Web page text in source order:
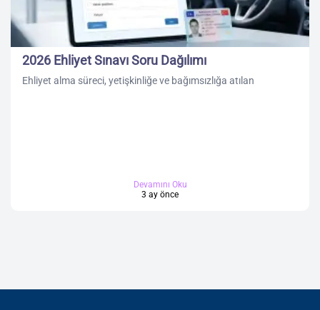
2026 Ehliyet Sınavı Soru Dağılımı
Ehliyet alma süreci, yetişkinliğe ve bağımsızlığa atılan
Devamını Oku
3 ay önce